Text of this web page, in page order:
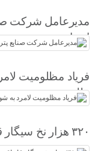
مدیرعامل شرکت
انتخاب شد
فریاد مظلومیت
ملل رسید
۳۲۰ هزار نخ سیگار قاچاق در لامرد کشف شد